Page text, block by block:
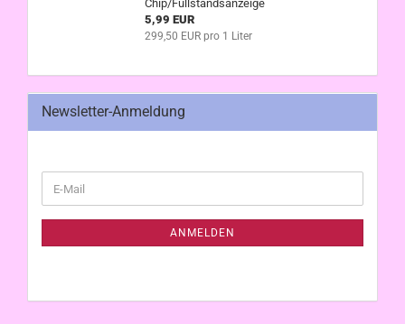
Chip/Füllstandsanzeige
5,99 EUR
299,50 EUR pro 1 Liter
Newsletter-Anmeldung
ZUR
E-
Mail
ANMELDEN